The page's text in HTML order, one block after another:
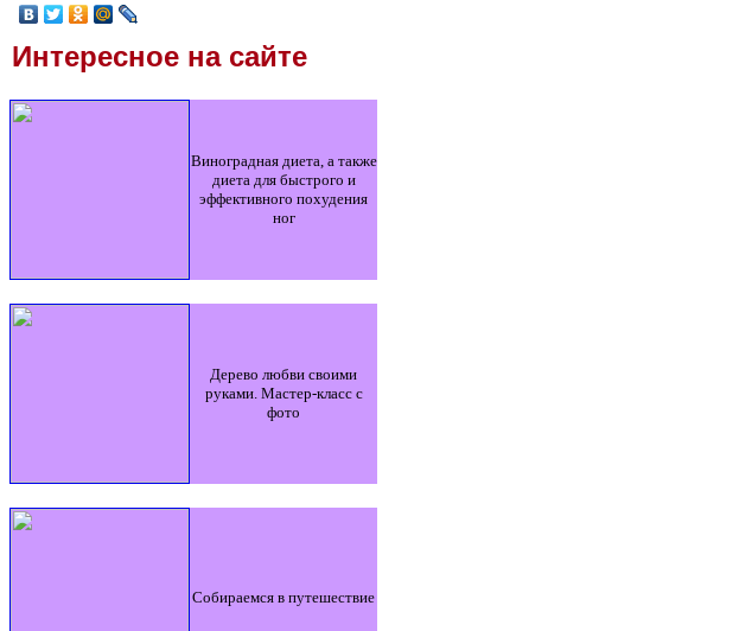
Интересное на сайте
Виноградная диета, а также
диета для быстрого и
эффективного похудения
ног
Дерево любви своими
руками. Мастер-класс с
фото
Собираемся в путешествие